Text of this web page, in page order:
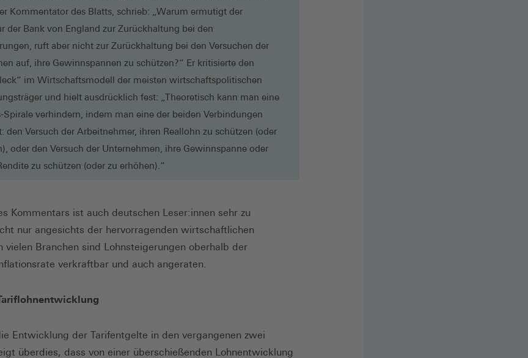
neuen
Fenster)
Kommentator des Blatts, schrieb: „Warum ermutigt der
der Bank von England zur Zurückhaltung bei den
ruft aber nicht zur Zurückhaltung bei den Versuchen der
auf, ihre Gewinnspannen zu schützen?“ Er kritisierte den
im Wirtschaftsmodell der meisten wirtschaftspolitischen
und hielt ausdrücklich fest: „Theoretisch kann man eine
Spirale verhindern, indem man eine der beiden Verbindungen
den Versuch der Arbeitnehmer, ihren Reallohn zu schützen (oder
oder den Versuch der Unternehmen, ihre Gewinnspanne oder
zu schützen (oder zu erhöhen).“
Kommentars ist auch deutschen Leser:innen sehr zu
nur angesichts der hervorragenden wirtschaftlichen
vielen Branchen sind Lohnsteigerungen oberhalb der
verkraftbar und auch angeraten.
Entwicklung der Tarifentgelte in den vergangenen zwei
überdies, dass von einer überschießenden Lohnentwicklung